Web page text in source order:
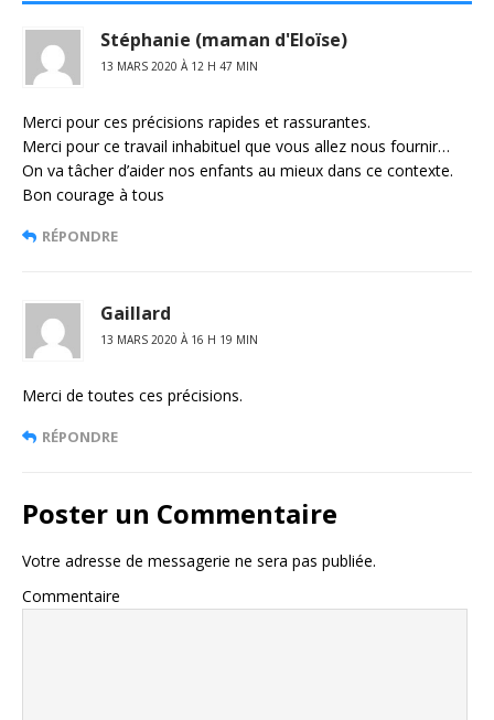
Stéphanie (maman d'Eloïse)
13 MARS 2020 À 12 H 47 MIN
Merci pour ces précisions rapides et rassurantes.
Merci pour ce travail inhabituel que vous allez nous fournir…
On va tâcher d’aider nos enfants au mieux dans ce contexte.
Bon courage à tous
RÉPONDRE
Gaillard
13 MARS 2020 À 16 H 19 MIN
Merci de toutes ces précisions.
RÉPONDRE
Poster un Commentaire
Votre adresse de messagerie ne sera pas publiée.
Commentaire